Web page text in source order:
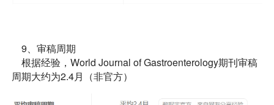
9、审稿周期
根据经验，World Journal of Gastroenterology期刊审稿
周期大约为2.4月（非官方）